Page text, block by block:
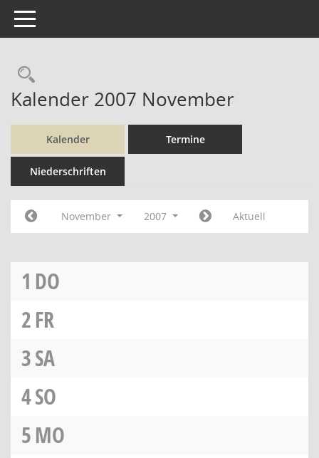
Toggle navigation
Rechercheauswahl
Kalender 2007 November
Kalender Termine
Niederschriften
November 2007 Aktuell
1 DO
2FR
3SA
4SO
5MO